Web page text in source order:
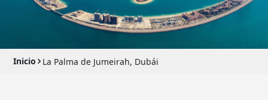
Inicio La Palma de Jumeirah, Dubái